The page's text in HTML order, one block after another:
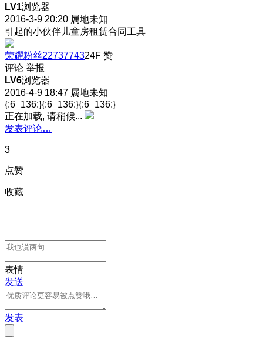
LV1浏览器
2016-3-9 20:20 属地未知
引起的小伙伴儿童房租赁合同工具
荣耀粉丝2273774324F 赞
评论 举报
LV6浏览器
2016-4-9 18:47 属地未知
{:6_136:}{:6_136:}{:6_136:}
正在加载, 请稍候...
发表评论…
3
点赞
收藏
表情
发送
发表